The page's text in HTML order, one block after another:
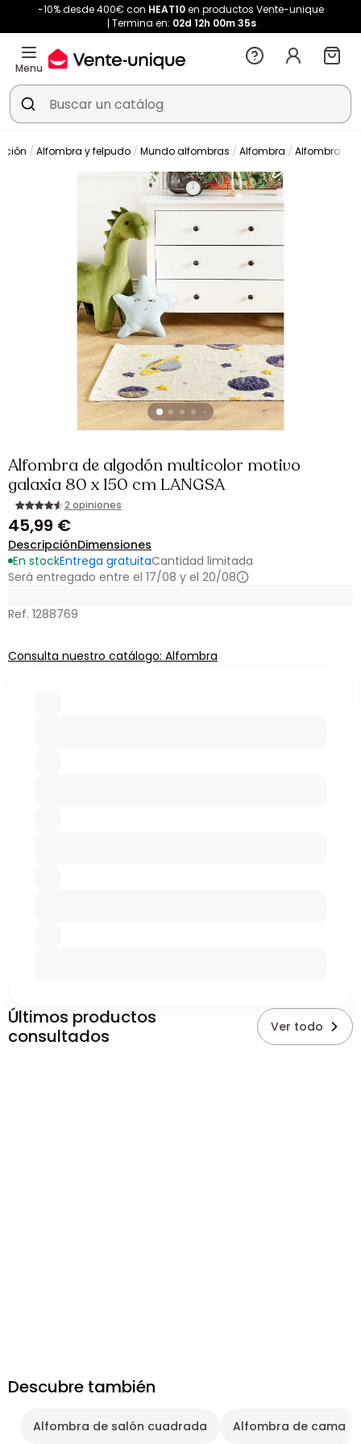
-10% desde 400€ con HEAT10en productos Vente-unique
Termina en: 02d 12h 00m 34s
Menu
Alfombra y felpudo Mundo alfombras Alfombra Alfombra de
Alfombra de algodón multicolor motivo
galaxia 80 x 150 cm LANGSA
2 opiniones
45,99 €
DescripciónDimensiones
En stockEntrega gratuitaCantidad limitada
Será entregado entre el 17/08 y el 20/08
Ref. 1288769
Consulta nuestro catálogo: Alfombra
Últimos productos
consultados
Ver todo
Descubre también
Alfombra de salón cuadrada Alfombra de cama